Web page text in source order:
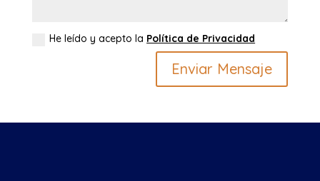
He leído y acepto la Política de Privacidad
Enviar Mensaje